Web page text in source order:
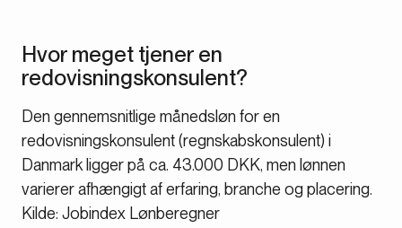
Hvor meget tjener en
redovisningskonsulent?
Den gennemsnitlige månedsløn for en
redovisningskonsulent (regnskabskonsulent) i
Danmark ligger på ca. 43.000 DKK, men lønnen
varierer afhængigt af erfaring, branche og placering.
Kilde: Jobindex Lønberegner